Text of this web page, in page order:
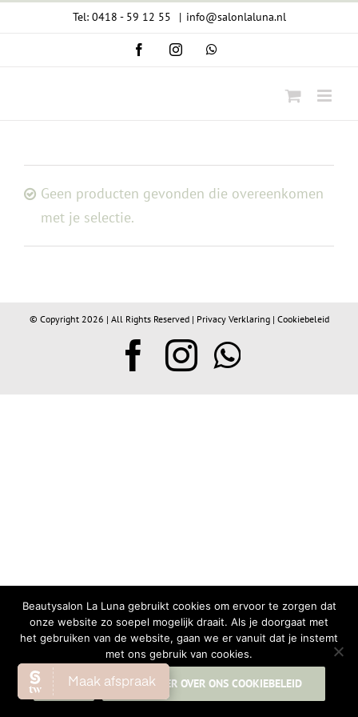
Tel: 0418 - 59 12 55 | info@salonlaluna.nl
FacebookInstagramWhatsApp
Geen producten gevonden die overeenkomen
met je selectie.
© Copyright 2026 | All Rights Reserved | Privacy Verklaring| Cookiebeleid
Facebook
Instagram
Beautysalon La Luna gebruikt cookies om ervoor te zorgen dat
onze website zo soepel mogelijk draait. Als je doorgaat met
het gebruiken van de website, gaan we er vanuit dat je instemt
met ons gebruik van cookies.
OK LEES MEER OVER ONS COOKIEBELEID